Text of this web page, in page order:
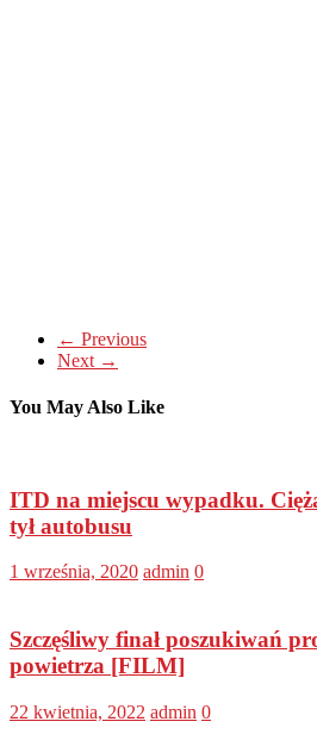
← Previous
Next →
You May Also Like
ITD na miejscu wypadku.
tył autobusu
1 września, 2020 admin 0
Szczęśliwy finał poszukiwań
powietrza [FILM]
22 kwietnia, 2022 admin 0